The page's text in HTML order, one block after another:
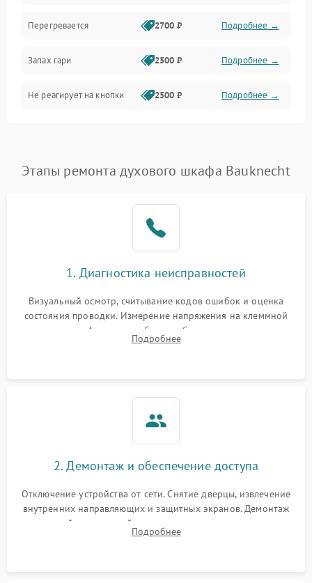
Перегревается 2700 ₽ Подробнее →
Запах гари 2500 ₽ Подробнее →
Не реагирует на кнопки 2500 ₽ Подробнее →
Этапы ремонта духового шкафа Bauknecht
1. Диагностика неисправностей
Визуальный осмотр, считывание кодов ошибок и оценка
состояния проводки. Измерение напряжения на клеммной
колодке. Анализ жалоб на проблемы с нагревом,
конвекцией, панелью управления или блокировкой дверцы.
Подробнее
2. Демонтаж и обеспечение доступа
Отключение устройства от сети. Снятие дверцы, извлечение
внутренних направляющих и защитных экранов. Демонтаж
задней или верхней панели для прямого доступа к
нагревательным элементам, плате и вентиляторам.
Подробнее